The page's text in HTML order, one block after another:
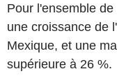
Pour l'ensemble
une croissance de
Mexique, et une
supérieure à 26 %.